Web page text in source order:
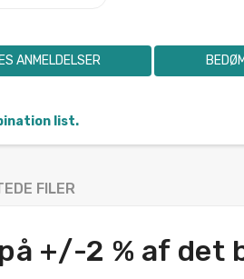
ANMELDELSER
list.
FILER
+/-2 % af det